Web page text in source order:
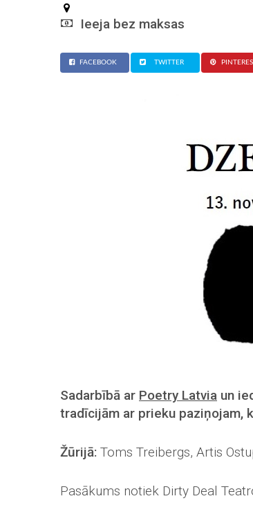
Ieeja bez maksas
FACEBOOK TWITTER
Sadarbībā ar Poetry Latvia un
tradīcijām ar prieku paziņojam,
Žūrijā: Toms Treibergs, Artis
Pasākums notiek Dirty Deal